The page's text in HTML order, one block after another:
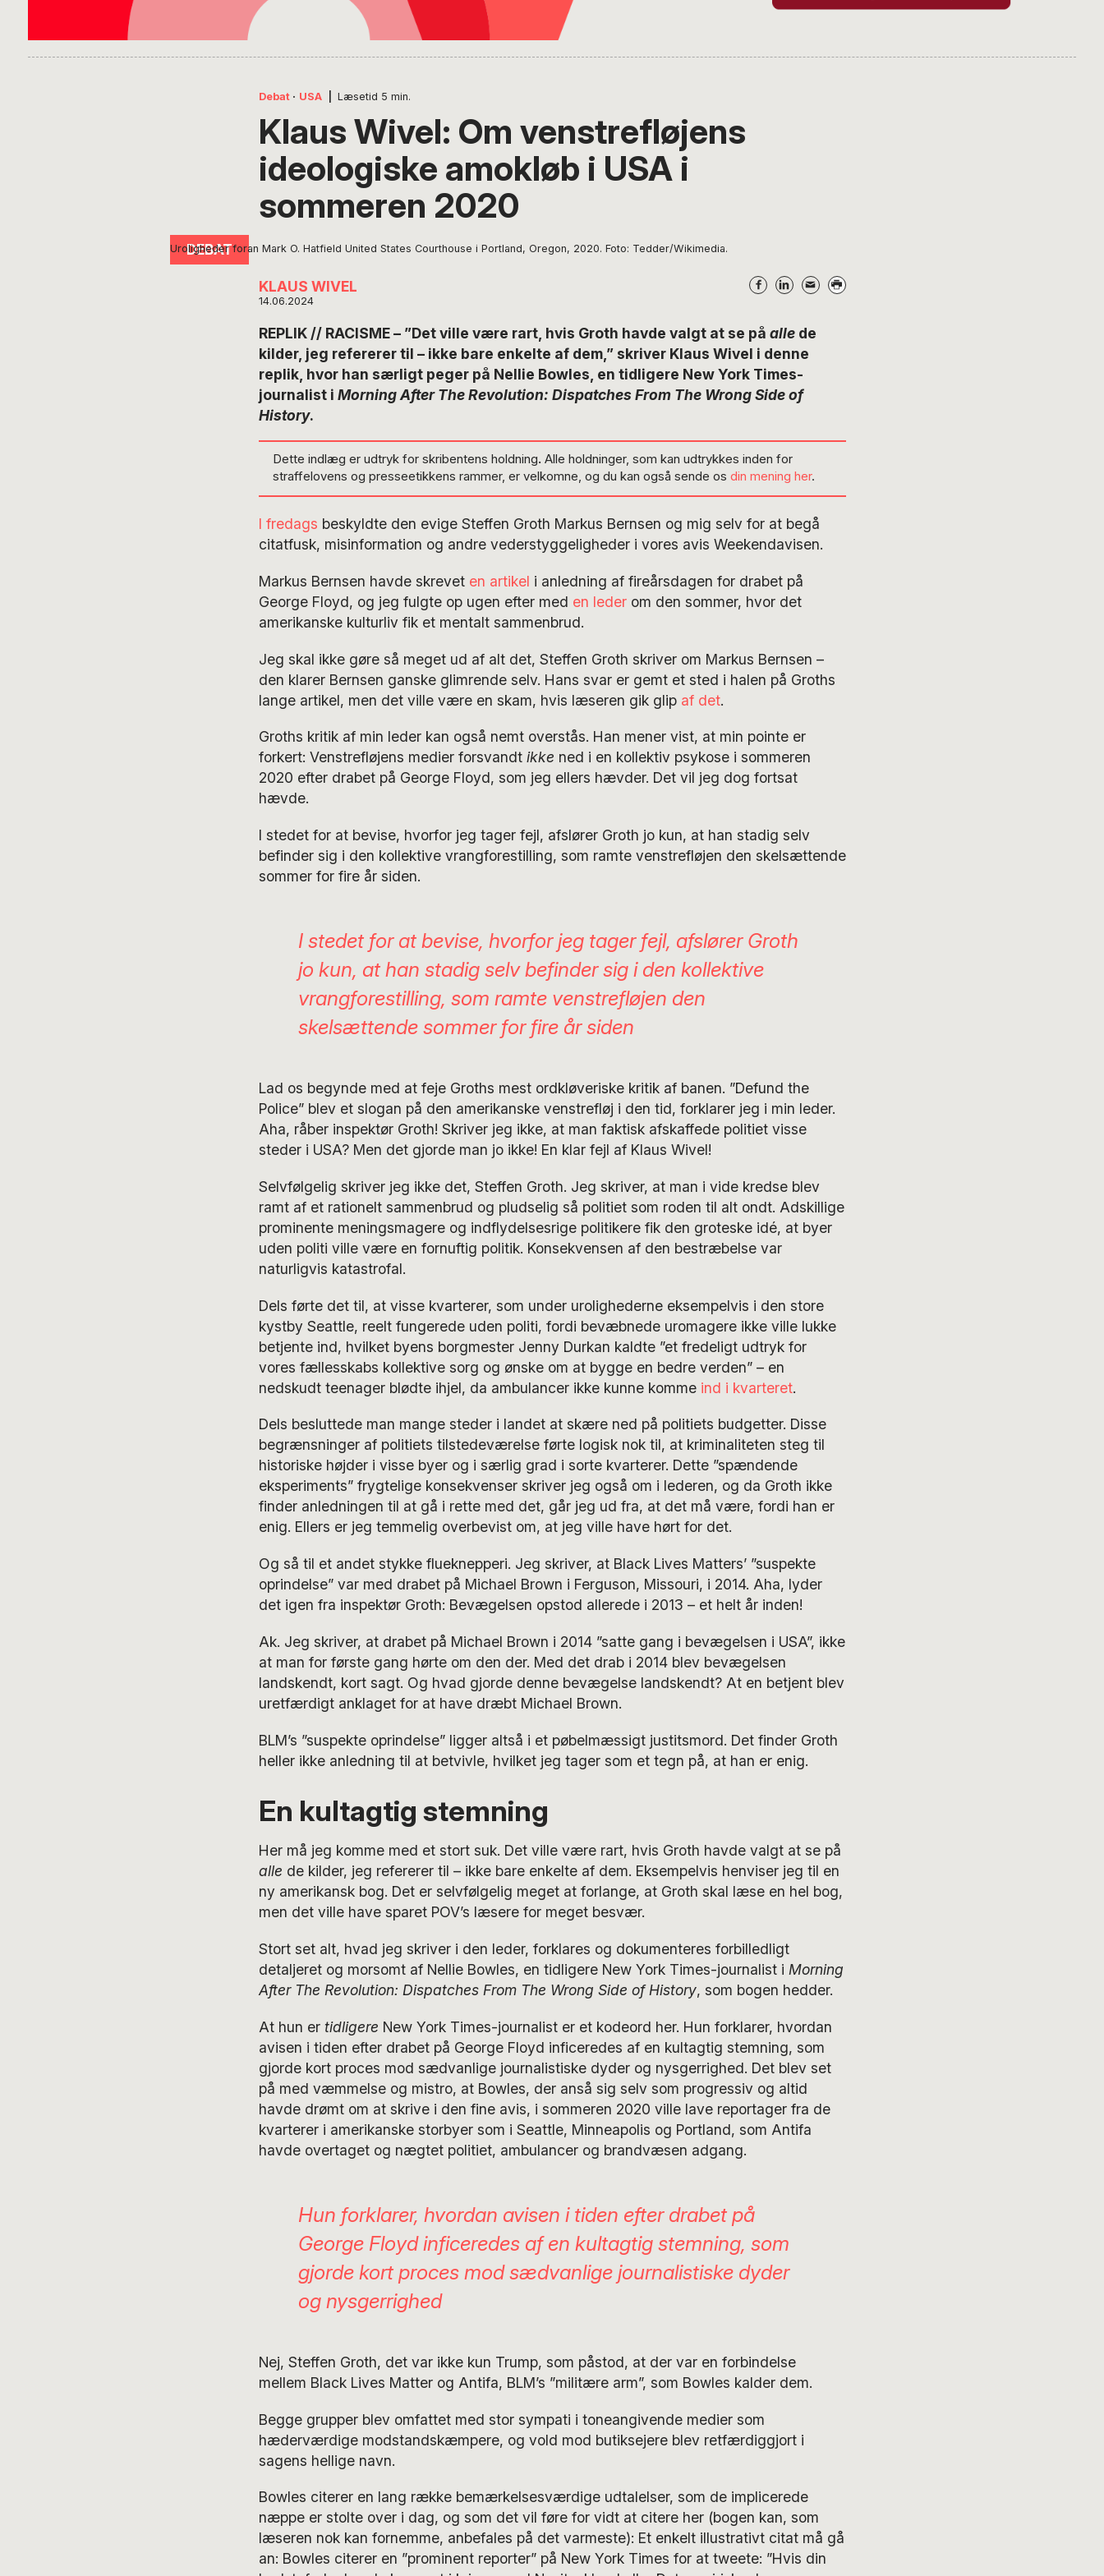
Debat · USA Læsetid 5 min.
Klaus Wivel: Om venstrefløjens
ideologiske amokløb i USA i
sommeren 2020
Uroligheder foran Mark O. Hatfield United States Courthouse i Portland, Oregon, 2020. Foto: Tedder/Wikimedia.
KLAUS WIVEL
14.06.2024
REPLIK // RACISME – ”Det ville være rart, hvis Groth havde valgt at se på alle de
kilder, jeg refererer til – ikke bare enkelte af dem,” skriver Klaus Wivel i denne
replik, hvor han særligt peger på Nellie Bowles, en tidligere New York Times-
journalist i Morning After The Revolution: Dispatches From The Wrong Side of
History.
Dette indlæg er udtryk for skribentens holdning. Alle holdninger, som kan udtrykkes inden for
straffelovens og presseetikkens rammer, er velkomne, og du kan også sende osdin mening her.
I fredags beskyldte den evige Steffen Groth Markus Bernsen og mig selv for at begå
citatfusk, misinformation og andre vederstyggeligheder i vores avis Weekendavisen.
Markus Bernsen havde skrevet en artikel i anledning af fireårsdagen for drabet på
George Floyd, og jeg fulgte op ugen efter med en lederom den sommer, hvor det
amerikanske kulturliv fik et mentalt sammenbrud.
Jeg skal ikke gøre så meget ud af alt det, Steffen Groth skriver om Markus Bernsen –
den klarer Bernsen ganske glimrende selv. Hans svar er gemt et sted i halen på Groths
lange artikel, men det ville være en skam, hvis læseren gik glip af det.
Groths kritik af min leder kan også nemt overstås. Han mener vist, at min pointe er
forkert: Venstrefløjens medier forsvandt ikke ned i en kollektiv psykose i sommeren
2020 efter drabet på George Floyd, som jeg ellers hævder. Det vil jeg dog fortsat
hævde.
I stedet for at bevise, hvorfor jeg tager fejl, afslører Groth jo kun, at han stadig selv
befinder sig i den kollektive vrangforestilling, som ramte venstrefløjen den skelsættende
sommer for fire år siden.
I stedet for at bevise, hvorfor jeg tager fejl, afslører Groth
jo kun, at han stadig selv befinder sig i den kollektive
vrangforestilling, som ramte venstrefløjen den
skelsættende sommer for fire år siden
Lad os begynde med at feje Groths mest ordkløveriske kritik af banen. ”Defund the
Police” blev et slogan på den amerikanske venstrefløj i den tid, forklarer jeg i min leder.
Aha, råber inspektør Groth! Skriver jeg ikke, at man faktisk afskaffede politiet visse
steder i USA? Men det gjorde man jo ikke! En klar fejl af Klaus Wivel!
Selvfølgelig skriver jeg ikke det, Steffen Groth. Jeg skriver, at man i vide kredse blev
ramt af et rationelt sammenbrud og pludselig så politiet som roden til alt ondt. Adskillige
prominente meningsmagere og indflydelsesrige politikere fik den groteske idé, at byer
uden politi ville være en fornuftig politik. Konsekvensen af den bestræbelse var
naturligvis katastrofal.
Dels førte det til, at visse kvarterer, som under urolighederne eksempelvis i den store
kystby Seattle, reelt fungerede uden politi, fordi bevæbnede uromagere ikke ville lukke
betjente ind, hvilket byens borgmester Jenny Durkan kaldte ”et fredeligt udtryk for
vores fællesskabs kollektive sorg og ønske om at bygge en bedre verden” – en
nedskudt teenager blødte ihjel, da ambulancer ikke kunne komme ind i kvarteret.
Dels besluttede man mange steder i landet at skære ned på politiets budgetter. Disse
begrænsninger af politiets tilstedeværelse førte logisk nok til, at kriminaliteten steg til
historiske højder i visse byer og i særlig grad i sorte kvarterer. Dette ”spændende
eksperiments” frygtelige konsekvenser skriver jeg også om i lederen, og da Groth ikke
finder anledningen til at gå i rette med det, går jeg ud fra, at det må være, fordi han er
enig. Ellers er jeg temmelig overbevist om, at jeg ville have hørt for det.
Og så til et andet stykke flueknepperi. Jeg skriver, at Black Lives Matters’ ”suspekte
oprindelse” var med drabet på Michael Brown i Ferguson, Missouri, i 2014. Aha, lyder
det igen fra inspektør Groth: Bevægelsen opstod allerede i 2013 – et helt år inden!
Ak. Jeg skriver, at drabet på Michael Brown i 2014 ”satte gang i bevægelsen i USA”, ikke
at man for første gang hørte om den der. Med det drab i 2014 blev bevægelsen
landskendt, kort sagt. Og hvad gjorde denne bevægelse landskendt? At en betjent blev
uretfærdigt anklaget for at have dræbt Michael Brown.
BLM’s ”suspekte oprindelse” ligger altså i et pøbelmæssigt justitsmord. Det finder Groth
heller ikke anledning til at betvivle, hvilket jeg tager som et tegn på, at han er enig.
En kultagtig stemning
Her må jeg komme med et stort suk. Det ville være rart, hvis Groth havde valgt at se på
alle de kilder, jeg refererer til – ikke bare enkelte af dem. Eksempelvis henviser jeg til en
ny amerikansk bog. Det er selvfølgelig meget at forlange, at Groth skal læse en hel bog,
men det ville have sparet POV’s læsere for meget besvær.
Stort set alt, hvad jeg skriver i den leder, forklares og dokumenteres forbilledligt
detaljeret og morsomt af Nellie Bowles, en tidligere New York Times-journalist i Morning
After The Revolution: Dispatches From The Wrong Side of History, som bogen hedder.
At hun er tidligere New York Times-journalist er et kodeord her. Hun forklarer, hvordan
avisen i tiden efter drabet på George Floyd inficeredes af en kultagtig stemning, som
gjorde kort proces mod sædvanlige journalistiske dyder og nysgerrighed. Det blev set
på med væmmelse og mistro, at Bowles, der anså sig selv som progressiv og altid
havde drømt om at skrive i den fine avis, i sommeren 2020 ville lave reportager fra de
kvarterer i amerikanske storbyer som i Seattle, Minneapolis og Portland, som Antifa
havde overtaget og nægtet politiet, ambulancer og brandvæsen adgang.
Hun forklarer, hvordan avisen i tiden efter drabet på
George Floyd inficeredes af en kultagtig stemning, som
gjorde kort proces mod sædvanlige journalistiske dyder
og nysgerrighed
Nej, Steffen Groth, det var ikke kun Trump, som påstod, at der var en forbindelse
mellem Black Lives Matter og Antifa, BLM’s ”militære arm”, som Bowles kalder dem.
Begge grupper blev omfattet med stor sympati i toneangivende medier som
hæderværdige modstandskæmpere, og vold mod butiksejere blev retfærdiggjort i
sagens hellige navn.
Bowles citerer en lang række bemærkelsesværdige udtalelser, som de implicerede
næppe er stolte over i dag, og som det vil føre for vidt at citere her (bogen kan, som
læseren nok kan fornemme, anbefales på det varmeste): Et enkelt illustrativt citat må gå
an: Bowles citerer en ”prominent reporter” på New York Times for at tweete: ”Hvis din